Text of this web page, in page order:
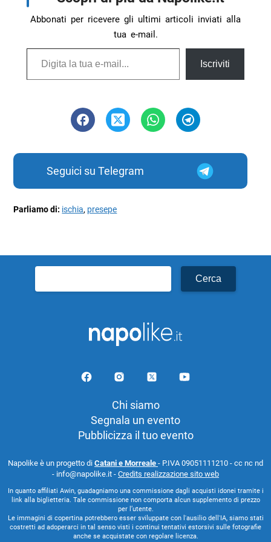
Abbonati per ricevere gli ultimi articoli inviati alla
tua e-mail.
Digita la tua e-mail...
Iscriviti
Seguici su Telegram
Parliamo di: ischia, presepe
per:
Chi siamo
Segnala un evento
Pubblicizza il tuo evento
Napolike è un progetto di Catani e Morreale - P.IVA 09051111210 - cc nc nd
- info@napolike.it - Credits realizzazione sito web
In quanto affiliati Awin, guadagniamo una commissione dagli acquisti idonei tramite i
link alla biglietteria. Tale commissione non comporta alcun supplemento di prezzo
per l’utente.
Le immagini di copertina potrebbero esser sviluppate con l'ausilio dell'IA, siamo stati
costretti ad adoperarci in tal senso visti i continui tentativi estorsivi sulle fotografie
anche se acquistate con regolare licenza.